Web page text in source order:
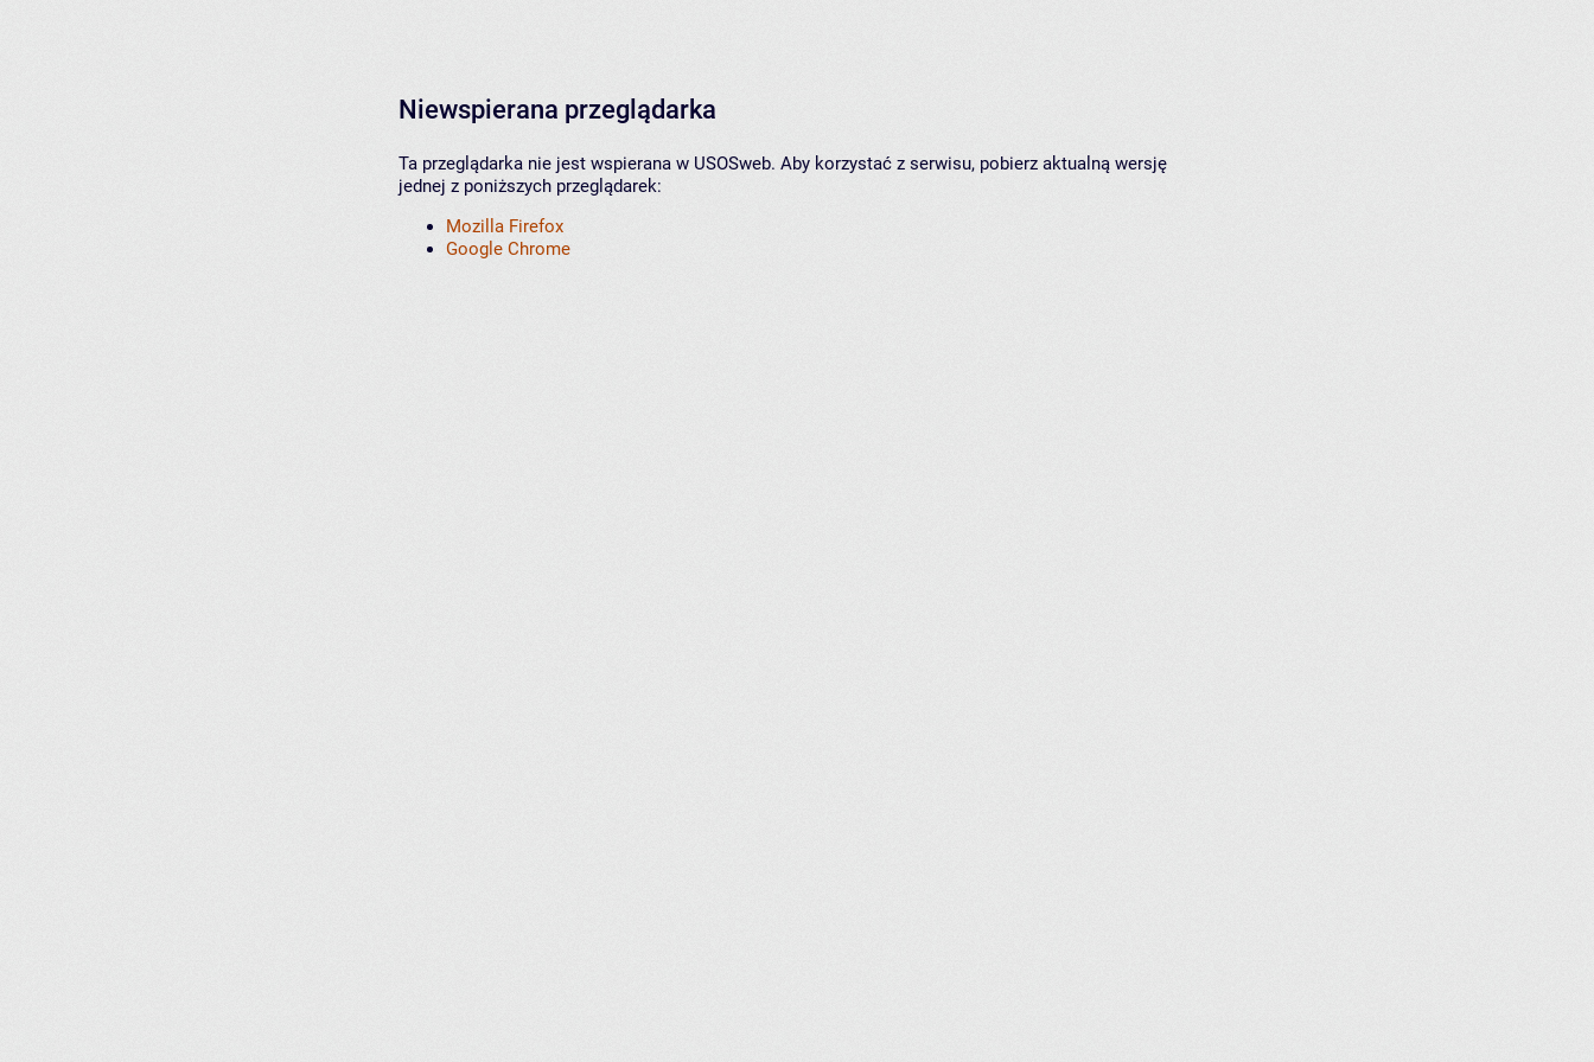
Niewspierana przeglądarka
Ta przeglądarka nie jest wspierana w USOSweb. Aby korzystać z serwisu, pobierz aktualną wersję
jednej z poniższych przeglądarek:
Mozilla Firefox
Google Chrome